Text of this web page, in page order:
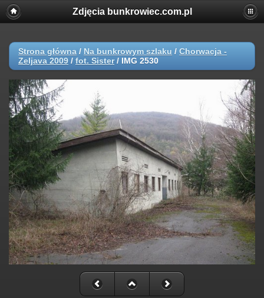
Zdjęcia bunkrowiec.com.pl
Strona główna / Na bunkrowym szlaku / Chorwacja -
Zeljava 2009 / fot. Sister/ IMG 2530